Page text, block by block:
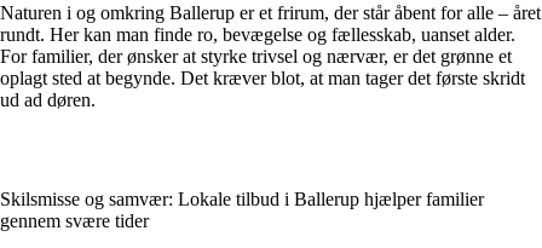
Naturen i og omkring Ballerup er et frirum, der står åbent for alle – året
rundt. Her kan man finde ro, bevægelse og fællesskab, uanset alder.
For familier, der ønsker at styrke trivsel og nærvær, er det grønne et
oplagt sted at begynde. Det kræver blot, at man tager det første skridt
ud ad døren.
Skilsmisse og samvær: Lokale tilbud i Ballerup hjælper familier
gennem svære tider